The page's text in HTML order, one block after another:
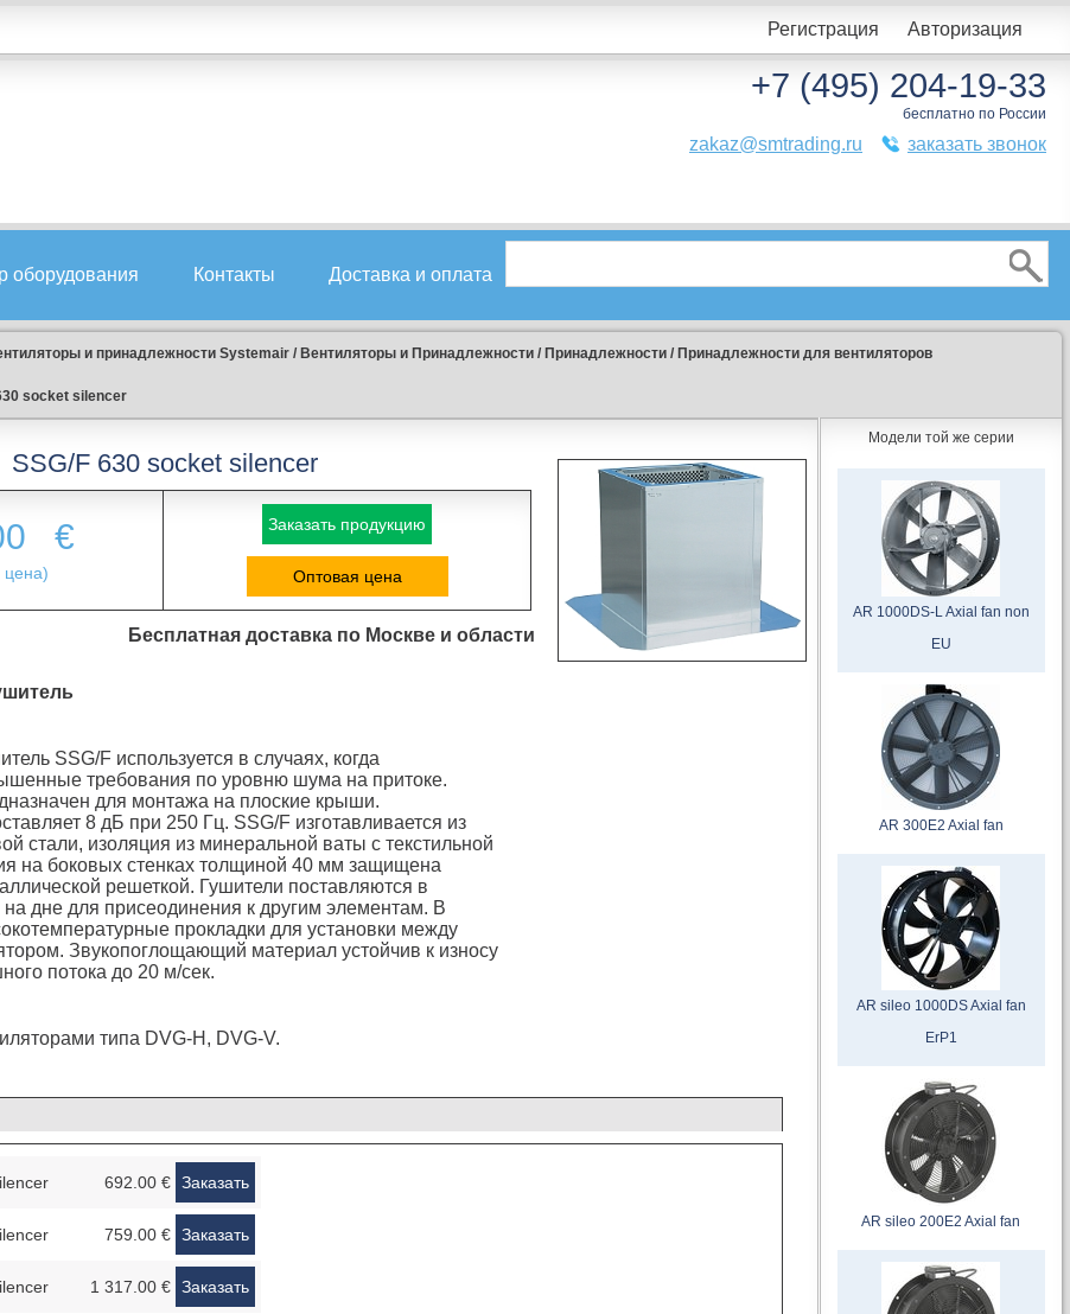
Регистрация Авторизация
+7 (495) 204-19-33
бесплатно по России
zakaz@smtrading.ru заказать звонок
оборудования Контакты Доставка и оплата
и принадлежности Systemair / Вентиляторы и Принадлежности / Принадлежности / Принадлежности для вентиляторов
socket silencer
SSG/F 630 socket silencer
€
цена)
Заказать продукцию
Оптовая цена
Бесплатная доставка по Москве и области
SSG/F используется в случаях, когда
требования по уровню шума на притоке.
для монтажа на плоские крыши.
8 дБ при 250 Гц. SSG/F изготавливается из
стали, изоляция из минеральной ваты с текстильной
на боковых стенках толщиной 40 мм защищена
решеткой. Гушители поставляются в
на дне для присеодинения к другим элементам. В
прокладки для установки между
Звукопоглощающий материал устойчив к износу
потока до 20 м/сек.
типа DVG-H, DVG-V.
692.00 € Заказать
759.00 € Заказать
1 317.00 € Заказать
Модели той же серии
AR 1000DS-L Axial fan non
EU
AR 300E2 Axial fan
AR sileo 1000DS Axial fan
ErP1
AR sileo 200E2 Axial fan